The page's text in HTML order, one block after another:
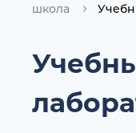
школа